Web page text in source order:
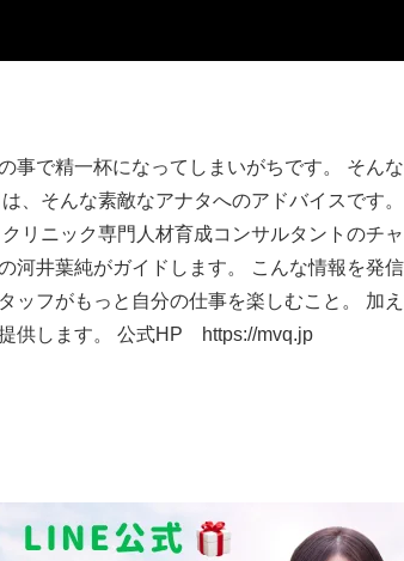
事で精一杯になってしまいがちです。 そん
、そんな素敵なアナタへのアドバイスです
リニック専門人材育成コンサルタントのチ
河井葉純がガイドします。 こんな情報を発
ッフがもっと自分の仕事を楽しむこと。 加
供します。 公式HP https://mvq.jp